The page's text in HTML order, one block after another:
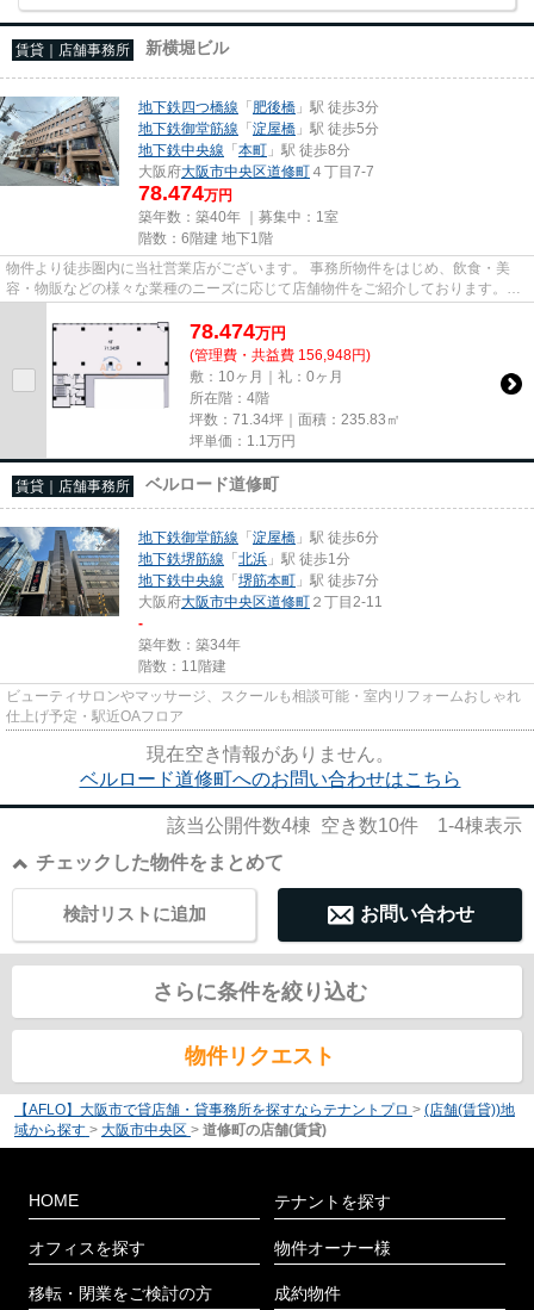
賃貸｜店舗事務所 新横堀ビル
地下鉄四つ橋線 「肥後橋 」駅 徒歩3分
地下鉄御堂筋線 「淀屋橋 」駅 徒歩5分
地下鉄中央線 「本町 」駅 徒歩8分
大阪府大阪市中央区道修町 ４丁目7-7
78.474万円
築年数：築40年 ｜募集中： 1室
階数：6階建 地下1階
物件より徒歩圏内に当社営業店がございます。 事務所物件をはじめ、飲食・美
容・物販などの様々な業種のニーズに応じて店舗物件をご紹介しております。
尚、弊社ではおとり広告は一切...
78.474万円
(管理費・共益費 156,948円)
敷：10ヶ月｜礼：0ヶ月
所在階：4階
坪数：71.34坪｜面積：235.83㎡
坪単価： 1.1 万円
賃貸｜店舗事務所 ベルロード道修町
地下鉄御堂筋線 「淀屋橋 」駅 徒歩6分
地下鉄堺筋線 「北浜 」駅 徒歩1分
地下鉄中央線 「堺筋本町 」駅 徒歩7分
大阪府大阪市中央区道修町 ２丁目2-11
-
築年数：築34年
階数：11階建
ビューティサロンやマッサージ、スクールも相談可能・室内リフォームおしゃれ
仕上げ予定・駅近OAフロア
現在空き情報がありません。
ベルロード道修町へのお問い合わせはこちら
該当公開件数4棟 空き数10件 1-4棟表示
チェックした物件をまとめて
お問い合わせ
検討リストに追加
さらに条件を絞り込む
物件リクエスト
【AFLO】大阪市で貸店舗・貸事務所を探すならテナントプロ > (店舗(賃貸))地
域から探す > 大阪市中央区 > 道修町の店舗(賃貸)
HOME
オフィスを探す
移転・閉業をご検討の方
テナントを探す
物件オーナー様
成約物件